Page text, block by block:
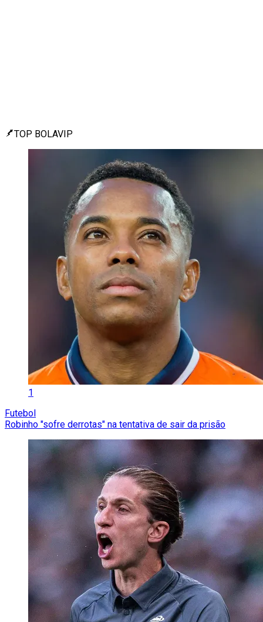
TOP BOLAVIP
1
Futebol
Robinho "sofre derrotas" na tentativa de sair da prisão